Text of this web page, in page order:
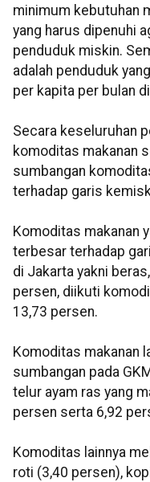
minimum kebutuhan
yang harus dipenuhi
penduduk miskin.
adalah penduduk
per kapita per bulan
Secara keseluruhan
komoditas makanan
sumbangan
terhadap garis
Komoditas makanan
terbesar terhadap
di Jakarta yakni
persen, diikuti
13,73 persen.
Komoditas makanan
sumbangan pada
telur ayam ras yang
persen serta 6,92
Komoditas lainnya
roti (3,40 persen),